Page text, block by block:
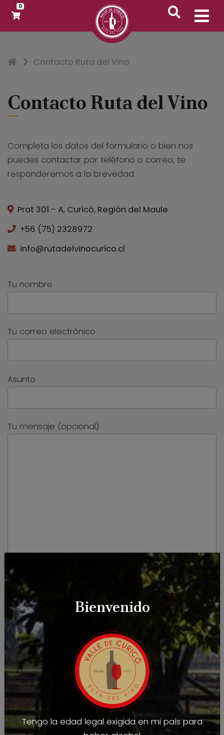
Bienvenido
Tengo la edad legal exigida en mi país para
0
InicioContacto Ruta del Vino
Contacto Ruta del Vino
Completa los datos del formulario o bien nos
puedes contactar por teléfono o correo, te
responderemos a la brevedad.
Prat 301 - A, Curicó, Región del Maule
+56 (75) 2328972
info@rutadelvinocurico.cl
Tu nombre
Tu correo electrónico
Asunto
Tu mensaje (opcional)